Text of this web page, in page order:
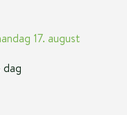
17. august
dag